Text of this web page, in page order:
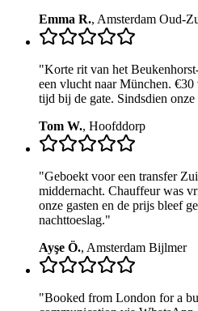
Emma R., Amsterdam Oud-
"Korte rit van het
een vlucht naar München.
tijd bij de gate. Sindsdien onze
Tom W., Hoofddorp
"Geboekt voor een transfer
middernacht. Chauffeur was
onze gasten en de prijs bleef
nachttoeslag."
Ayşe Ö., Amsterdam Bijlmer
"Booked from London for a